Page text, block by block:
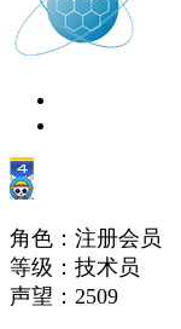
角色：注册会员
等级：技术员
声望： 2509